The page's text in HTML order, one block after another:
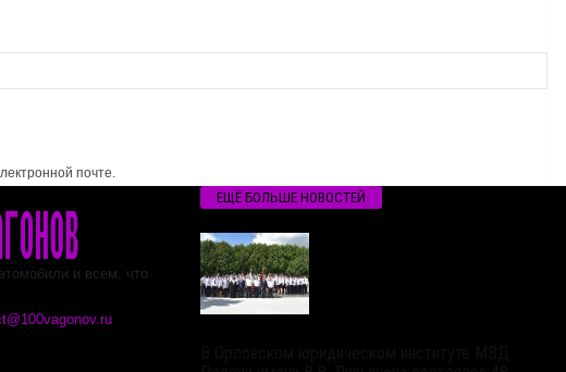
почте.
и всем, что
ЕЩЁ БОЛЬШЕ НОВОСТЕЙ